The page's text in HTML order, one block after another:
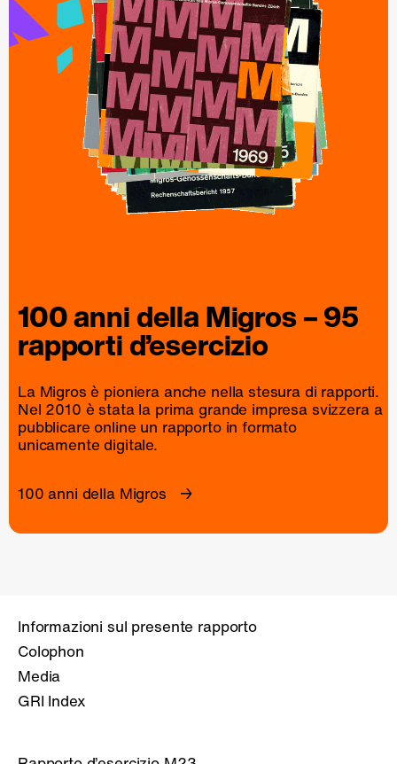
100 anni dellaMigros– 95
rapportid’esercizio
La Migros è pioniera anche nella stesura di rapporti.
Nel 2010 è stata la prima grande impresa svizzera a
pubblicare online un rapportoin formato
unicamente digitale.
100 anni della Migros
Informazioni sul presente rapporto
Colophon
Media
GRI Index